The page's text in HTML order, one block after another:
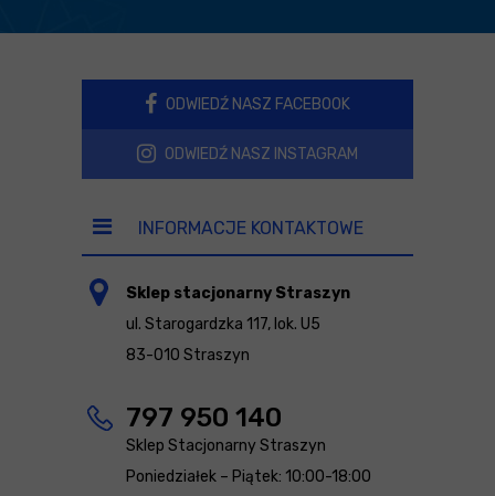
ODWIEDŹ NASZ FACEBOOK
ODWIEDŹ NASZ INSTAGRAM
INFORMACJE KONTAKTOWE
Sklep stacjonarny Straszyn
ul. Starogardzka 117, lok. U5
83-010 Straszyn
797 950 140
Sklep Stacjonarny Straszyn
Poniedziałek – Piątek: 10:00-18:00